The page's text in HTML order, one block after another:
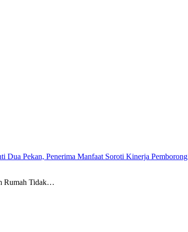
Dua Pekan, Penerima Manfaat Soroti Kinerja Pemborong
Rumah Tidak…